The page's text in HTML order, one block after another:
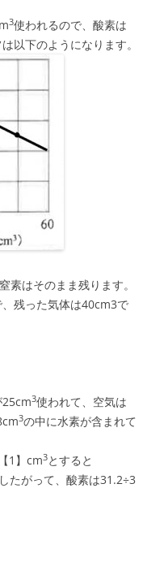
3使われるので、酸素は
以下のようになります。
はそのまま残ります。
残った気体は40cm3で
25cm3使われて、空気は
3の中に水素が含まれて
1】cm3とすると
たがって、酸素は31.2÷3